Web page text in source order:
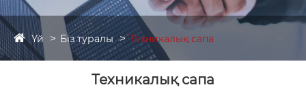
Үй Біз туралы Техникалық сапа
Техникалық сапа